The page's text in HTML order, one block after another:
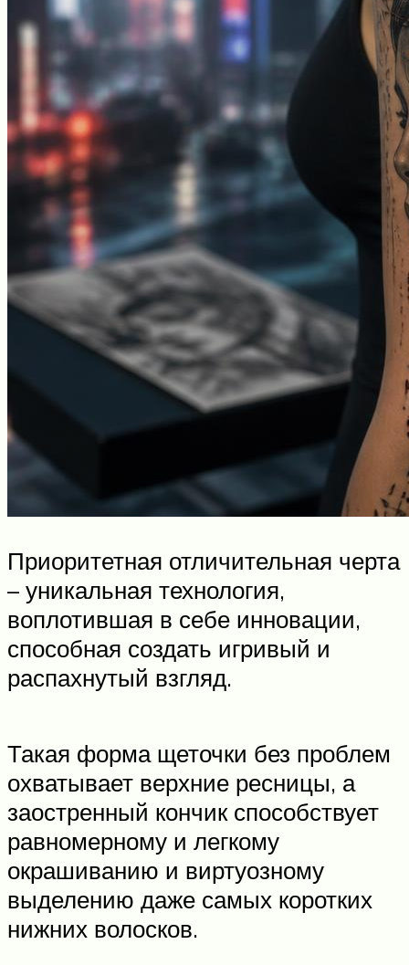
Приоритетная отличительная черта
– уникальная технология,
воплотившая в себе инновации,
способная создать игривый и
распахнутый взгляд.
Такая форма щеточки без проблем
охватывает верхние ресницы, а
заостренный кончик способствует
равномерному и легкому
окрашиванию и виртуозному
выделению даже самых коротких
нижних волосков.